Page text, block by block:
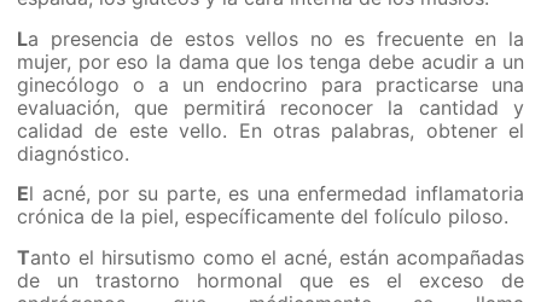
La presencia de estos vellos no es frecuente en la
mujer, por eso la dama que los tenga debe acudir a un
ginecólogo o a un endocrino para practicarse una
evaluación, que permitirá reconocer la cantidad y
calidad de este vello. En otras palabras, obtener el
diagnóstico.
El acné, por su parte, es una enfermedad inflamatoria
crónica de la piel, específicamente del folículo piloso.
Tanto el hirsutismo como el acné, están acompañadas
de un trastorno hormonal que es el exceso de